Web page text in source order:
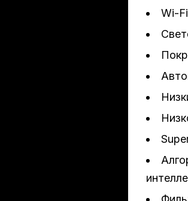
Wi-